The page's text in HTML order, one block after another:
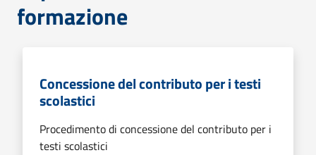
formazione
Concessione del contributo per i testi
scolastici
Procedimento di concessione del contributo per i
testi scolastici